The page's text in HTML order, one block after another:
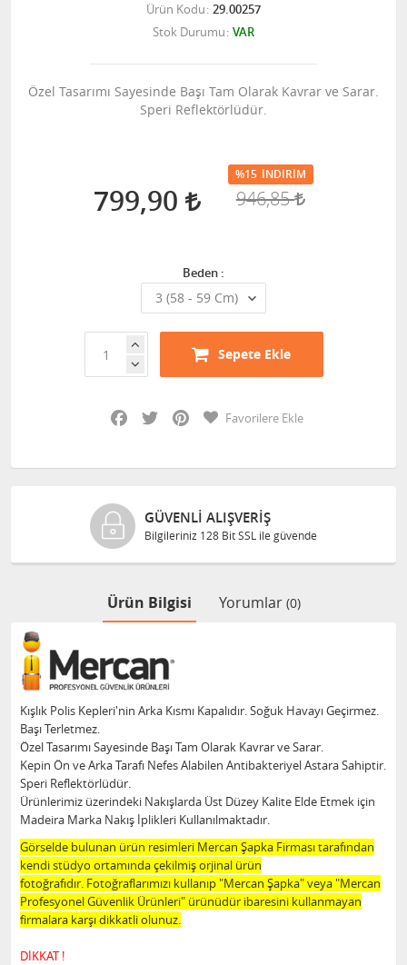
Ürün Kodu 29.00257
Stok Durumu VAR
Özel Tasarımı Sayesinde Başı Tam Olarak Kavrar ve Sarar.
Speri Reflektörlüdür.
799,90
%15 İNDIRIM
946,85
Beden :
Sepete Ekle
Facebook
Twitter PinterestFavorilere Ekle
GÜVENLI ALIŞVERIŞ
Bilgileriniz 128 Bit SSL ile güvende
Ürün Bilgisi Yorumlar (0)
Kışlık Polis Kepleri'nin Arka Kısmı Kapalıdır. Soğuk Havayı Geçirmez.
Başı Terletmez.
Özel Tasarımı Sayesinde Başı Tam Olarak Kavrar ve Sarar.
Kepin Ön ve Arka Tarafı Nefes Alabilen Antibakteriyel Astara Sahiptir.
Speri Reflektörlüdür.
Ürünlerimiz üzerindeki Nakışlarda Üst Düzey Kalite Elde Etmek için
Madeira Marka Nakış İplikleri Kullanılmaktadır.
Görselde bulunan ürün resimleri Mercan Şapka Firması tarafından
kendi stüdyo ortamında çekilmiş orjinal ürün
fotoğrafıdır. Fotoğraflarımızı kullanıp "Mercan Şapka" veya "Mercan
Profesyonel Güvenlik Ürünleri" ürünüdür ibaresini kullanmayan
firmalara karşı dikkatli olunuz.
DİKKAT !